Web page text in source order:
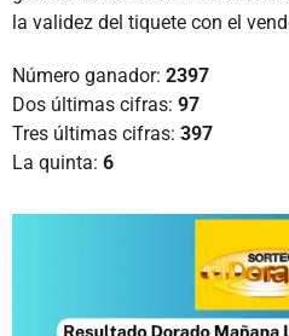
la validez del tiquete con el
Número ganador: 2397
Dos últimas cifras: 97
Tres últimas cifras: 397
La quinta: 6